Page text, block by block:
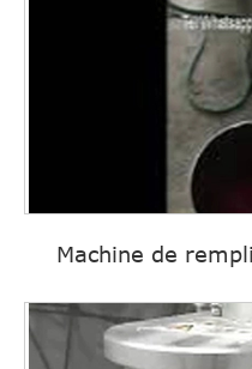
Machine de